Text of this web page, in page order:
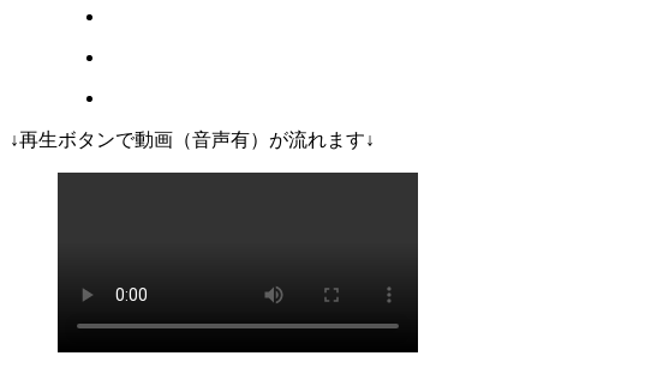
↓再生ボタンで動画（音声有）が流れます↓